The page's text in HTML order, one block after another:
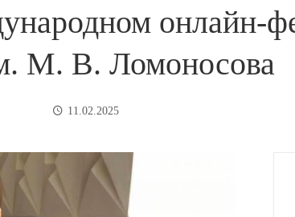
онлайн-
М. В. Ломоносова
11.02.2025